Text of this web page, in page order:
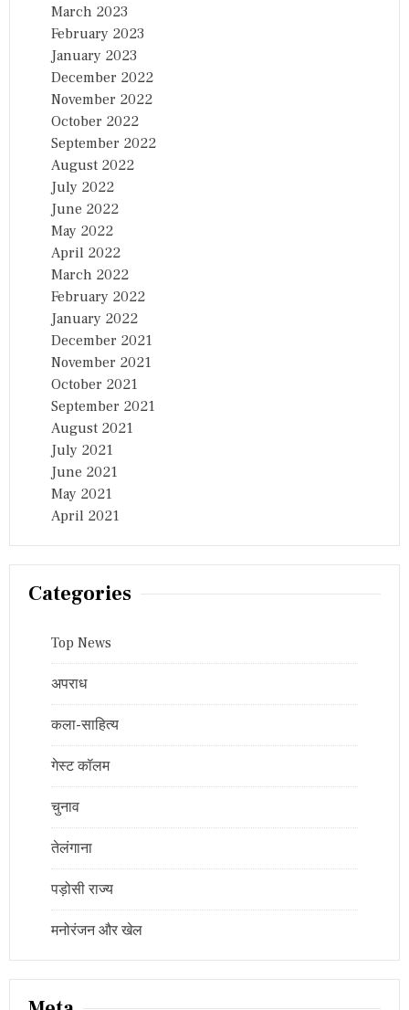
March 2023
February 2023
January 2023
December 2022
November 2022
October 2022
September 2022
August 2022
July 2022
June 2022
May 2022
April 2022
March 2022
February 2022
January 2022
December 2021
November 2021
October 2021
September 2021
August 2021
July 2021
June 2021
May 2021
April 2021
Categories
Top News
अपराध
कला-साहित्य
गेस्ट कॉलम
चुनाव
तेलंगाना
पड़ोसी राज्य
मनोरंजन और खेल